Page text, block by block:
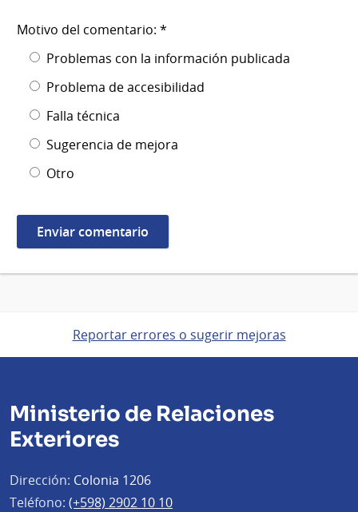
Motivo del comentario: *
Problemas con la información publicada
Problema de accesibilidad
Falla técnica
Sugerencia de mejora
Otro
Reportar errores o sugerir mejoras
Ministerio de Relaciones
Exteriores
Dirección: Colonia 1206
Teléfono: (+598) 2902 10 10